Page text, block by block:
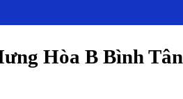
Hòa B Bình Tân